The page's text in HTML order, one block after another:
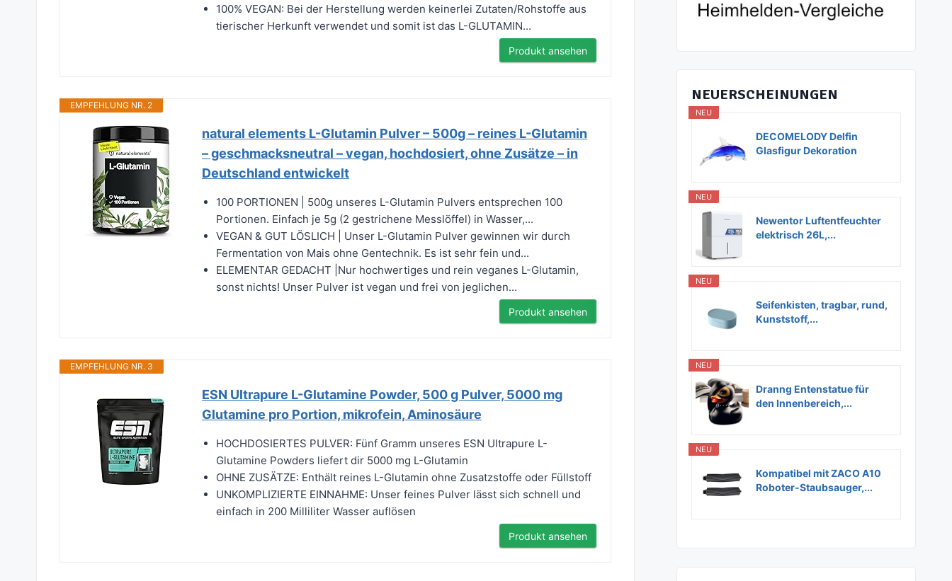
100% VEGAN: Bei der Herstellung werden keinerlei Zutaten/Rohstoffe aus
tierischer Herkunft verwendet und somit ist das L-GLUTAMIN...
Produkt ansehen
EMPFEHLUNG NR. 2
natural elements L-Glutamin Pulver – 500g – reines L-Glutamin
– geschmacksneutral – vegan, hochdosiert, ohne Zusätze – in
Deutschland entwickelt
100 PORTIONEN | 500g unseres L-Glutamin Pulvers entsprechen 100
Portionen. Einfach je 5g (2 gestrichene Messlöffel) in Wasser,...
VEGAN & GUT LÖSLICH | Unser L-Glutamin Pulver gewinnen wir durch
Fermentation von Mais ohne Gentechnik. Es ist sehr fein und...
ELEMENTAR GEDACHT |Nur hochwertiges und rein veganes L-Glutamin,
sonst nichts! Unser Pulver ist vegan und frei von jeglichen...
Produkt ansehen
EMPFEHLUNG NR. 3
ESN Ultrapure L-Glutamine Powder, 500 g Pulver, 5000 mg
Glutamine pro Portion, mikrofein, Aminosäure
HOCHDOSIERTES PULVER: Fünf Gramm unseres ESN Ultrapure L-
Glutamine Powders liefert dir 5000 mg L-Glutamin
OHNE ZUSÄTZE: Enthält reines L-Glutamin ohne Zusatzstoffe oder Füllstoff
UNKOMPLIZIERTE EINNAHME: Unser feines Pulver lässt sich schnell und
einfach in 200 Milliliter Wasser auflösen
Produkt ansehen
NEUERSCHEINUNGEN
NEU
DECOMELODY Delfin
Glasfigur Dekoration
NEU
Newentor Luftentfeuchter
elektrisch 26L,...
NEU
Seifenkisten, tragbar, rund,
Kunststoff,...
NEU
Dranng Entenstatue für
den Innenbereich,...
NEU
Kompatibel mit ZACO A10
Roboter-Staubsauger,...